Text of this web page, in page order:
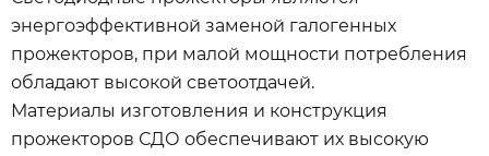
энергоэффективной заменой галогенных
прожекторов, при малой мощности потребления
обладают высокой светоотдачей.
Материалы изготовления и конструкция
прожекторов СДО обеспечивают их высокую